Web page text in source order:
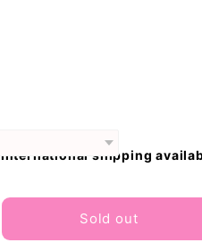
International shipping
Sold out